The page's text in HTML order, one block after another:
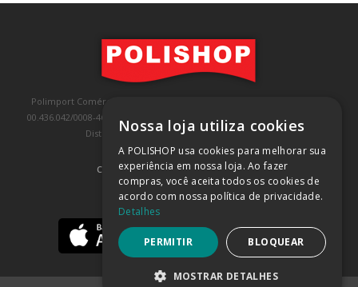
Polimport Comércio e Exportação LTDA, inscrita no CNPJ/MF sob o nº
00.436.042/0008-46, IE 407.458.707.103, com sede na Rua Kanebo, nº 175,
Distrito Industrial, Jundiaí/SP, CEP: 13213-090
COMPRA 100% SEGURA (SAIBA MAIS)
BAIXE NOSSO APP
Nossa loja utiliza cookies
A POLISHOP usa cookies para melhorar sua
experiência em nossa loja. Ao fazer
compras, você aceita todos os cookies de
acordo com nossa política de privacidade.
Detalhes
PERMITIR BLOQUEAR
MOSTRAR DETALHES